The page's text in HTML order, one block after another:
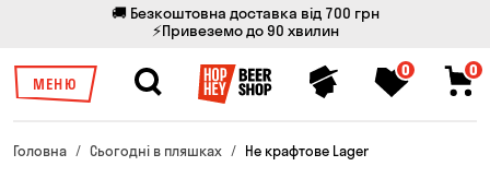
🚚 Безкоштовна доставка від 700 грн
⚡Привеземо до 90 хвилин
МЕНЮ
0 0
Головна Сьогодні в пляшках Не крафтове Lager